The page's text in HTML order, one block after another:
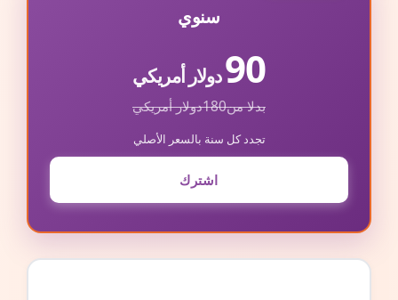
سنوي
90دولار أمريكي
بدلا من180دولار أمريكي
تجدد كل سنة بالسعر الأصلي
اشترك